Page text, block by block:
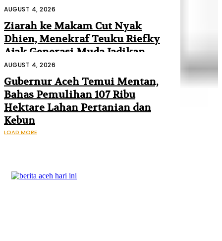
Mendagri dan Danantara
AUGUST 4, 2026
Ziarah ke Makam Cut Nyak
Dhien, Menekraf Teuku Riefky
Ajak Generasi Muda Jadikan
Sejarah Inspirasi Masa Depan
AUGUST 4, 2026
Gubernur Aceh Temui Mentan,
Bahas Pemulihan 107 Ribu
Hektare Lahan Pertanian dan
Kebun
LOAD MORE